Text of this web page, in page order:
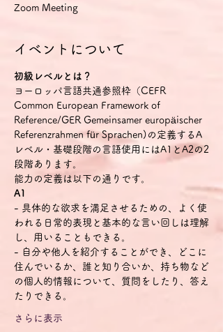
Zoom Meeting
イベントについて
初級レベルとは？
ヨーロッパ言語共通参照枠（CEFR
Common European Framework of
Reference/GER Gemeinsamer europäischer
Referenzrahmen für Sprachen)の定義するA
レベル・基礎段階の言語使用にはA1とA2の2
段階あります。
能力の定義は以下の通りです。
A1
- 具体的な欲求を満足させるための、よく使
われる日常的表現と基本的な言い回しは理解
し、用いることもできる。
- 自分や他人を紹介することができ、どこに
住んでいるか、誰と知り合いか、持ち物など
の個人的情報について、質問をしたり、答え
たりできる。
さらに表示